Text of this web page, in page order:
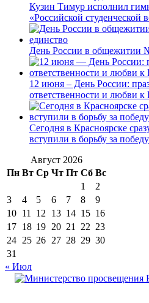
Кузин Тимур исполнил
«Российской студенческой
День России в общежитии
12 июня – День России:
ответственности и любви к
Сегодня в Красноярске
вступили в борьбу за
Август 2026
Пн Вт Ср Чт Пт Сб Вс
1
2
3
4 5 6 7 8
9
10 11 12 13 14 15 16
17 18 19 20 21 22 23
24 25 26 27 28 29 30
31
« Июл